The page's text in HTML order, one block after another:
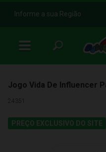
b
Informe a sua Região
Jogo Vida De Influencer
24351
PREÇO EXCLUSIVO DO SITE